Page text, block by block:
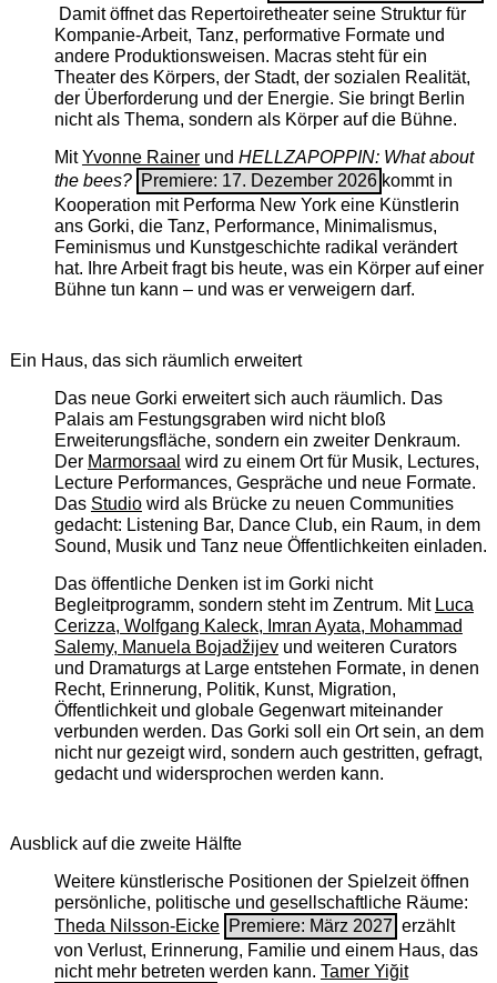
Damit öffnet das Repertoiretheater seine Struktur für
Kompanie-Arbeit, Tanz, performative Formate und
andere Produktionsweisen. Macras steht für ein
Theater des Körpers, der Stadt, der sozialen Realität,
der Überforderung und der Energie. Sie bringt Berlin
nicht als Thema, sondern als Körper auf die Bühne.
MitYvonne Rainerund HELLZAPOPPIN: What about
the bees? Premiere: 17. Dezember 2026 kommt in
Kooperation mit Performa New York eine Künstlerin
ans Gorki, die Tanz, Performance, Minimalismus,
Feminismus und Kunstgeschichte radikal verändert
hat. Ihre Arbeit fragt bis heute, was ein Körper auf einer
Bühne tun kann – und was er verweigern darf.
Ein Haus, das sich räumlich erweitert
Das neue Gorki erweitert sich auch räumlich. Das
Palais am Festungsgraben wird nicht bloß
Erweiterungsfläche, sondern ein zweiter Denkraum.
Der Marmorsaal wird zu einem Ort für Musik, Lectures,
Lecture Performances, Gespräche und neue Formate.
Das Studiowird als Brücke zu neuen Communities
gedacht: Listening Bar, Dance Club, ein Raum, in dem
Sound, Musik und Tanz neue Öffentlichkeiten einladen.
Das öffentliche Denken ist im Gorki nicht
Begleitprogramm, sondern steht im Zentrum. Mit Luca
Cerizza, Wolfgang Kaleck, Imran Ayata, Mohammad
Salemy, Manuela Bojadžijevund weiteren Curators
und Dramaturgs at Large entstehen Formate, in denen
Recht, Erinnerung, Politik, Kunst, Migration,
Öffentlichkeit und globale Gegenwart miteinander
verbunden werden. Das Gorki soll ein Ort sein, an dem
nicht nur gezeigt wird, sondern auch gestritten, gefragt,
gedacht und widersprochen werden kann.
Ausblick auf die zweite Hälfte
Weitere künstlerische Positionen der Spielzeit öffnen
persönliche, politische und gesellschaftliche Räume:
Theda Nilsson-Eicke Premiere: März 2027 erzählt
von Verlust, Erinnerung, Familie und einem Haus, das
nicht mehr betreten werden kann. Tamer Yiğit